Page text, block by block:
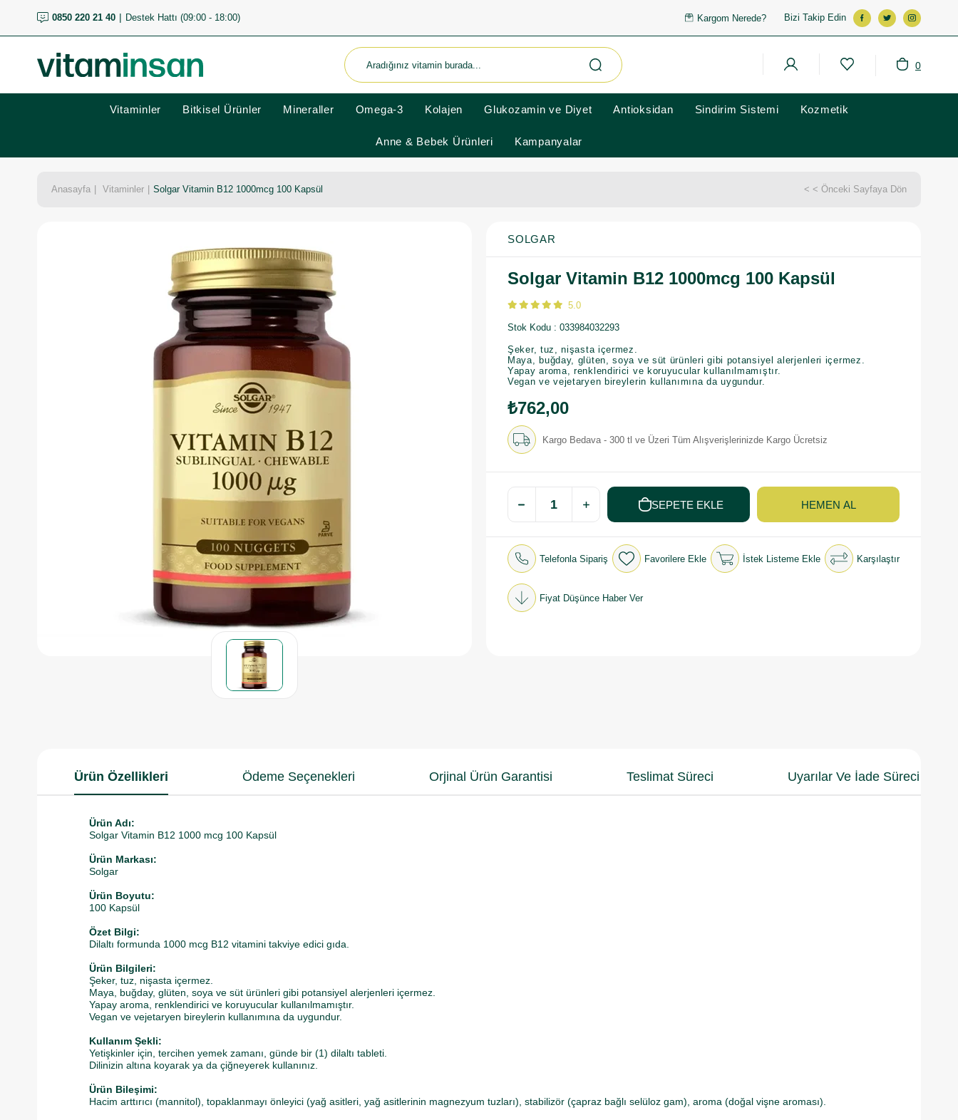
0850 220 21 40 Destek Hattı (09:00 - 18:00) Kargom Nerede? Bizi Takip Edin
0
Vitaminler Bitkisel Ürünler Mineraller Omega-3 Kolajen Glukozamin ve Diyet Antioksidan Sindirim Sistemi Kozmetik
Anne & Bebek Ürünleri Kampanyalar
Anasayfa Vitaminler Solgar Vitamin B12 1000mcg 100 Kapsül < < Önceki Sayfaya Dön
SOLGAR
Solgar Vitamin B12 1000mcg 100 Kapsül
5.0
Stok Kodu 033984032293
Şeker, tuz, nişasta içermez.
Maya, buğday, glüten, soya ve süt ürünleri gibi potansiyel alerjenleri içermez.
Yapay aroma, renklendirici ve koruyucular kullanılmamıştır.
Vegan ve vejetaryen bireylerin kullanımına da uygundur.
₺762,00
Kargo Bedava - 300 tl ve Üzeri Tüm Alışverişlerinizde Kargo Ücretsiz
Telefonla Sipariş Favorilere Ekle İstek Listeme Ekle Karşılaştır
Fiyat Düşünce Haber Ver
Ürün Özellikleri Ödeme Seçenekleri Orjinal Ürün Garantisi Teslimat Süreci Uyarılar Ve İade Süreci
Ürün Adı:
Solgar Vitamin B12 1000 mcg 100 Kapsül
Ürün Markası:
Solgar
Ürün Boyutu:
100 Kapsül
Özet Bilgi:
Dilaltı formunda 1000 mcg B12 vitamini takviye edici gıda.
Ürün Bilgileri:
Şeker, tuz, nişasta içermez.
Maya, buğday, glüten, soya ve süt ürünleri gibi potansiyel alerjenleri içermez.
Yapay aroma, renklendirici ve koruyucular kullanılmamıştır.
Vegan ve vejetaryen bireylerin kullanımına da uygundur.
Kullanım Şekli:
Yetişkinler için, tercihen yemek zamanı, günde bir (1) dilaltı tableti.
Dilinizin altına koyarak ya da çiğneyerek kullanınız.
Ürün Bileşimi:
Hacim arttırıcı (mannitol), topaklanmayı önleyici (yağ asitleri, yağ asitlerinin magnezyum tuzları), stabilizör (çapraz bağlı selüloz gam), aroma (doğal vişne aroması). ​